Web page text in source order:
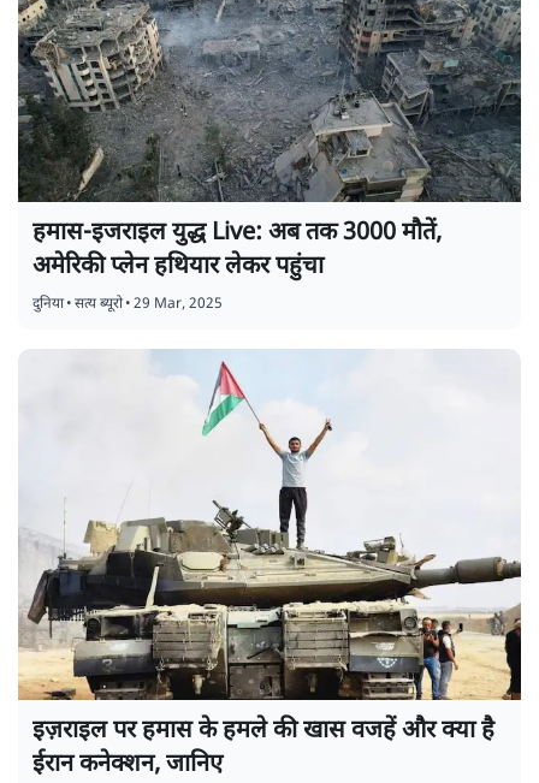
हमास-इजराइल युद्ध Live: अब तक 3000 मौतें,
अमेरिकी प्लेन हथियार लेकर पहुंचा
दुनिया•सत्य ब्यूरो•29 Mar, 2025
इज़राइल पर हमास के हमले की खास वजहें और क्या है
ईरान कनेक्शन, जानिए